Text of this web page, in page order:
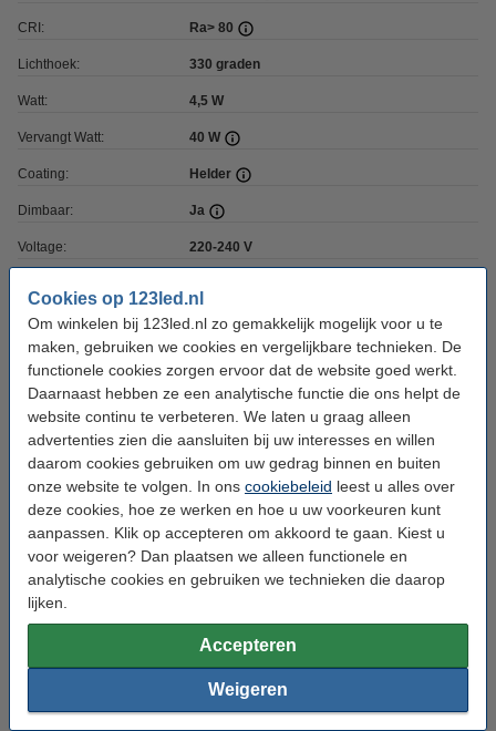
Cookies op 123led.nl
Om winkelen bij 123led.nl zo gemakkelijk mogelijk voor u te
maken, gebruiken we cookies en vergelijkbare technieken. De
functionele cookies zorgen ervoor dat de website goed werkt.
Daarnaast hebben ze een analytische functie die ons helpt de
website continu te verbeteren. We laten u graag alleen
advertenties zien die aansluiten bij uw interesses en willen
daarom cookies gebruiken om uw gedrag binnen en buiten
onze website te volgen. In ons cookiebeleid leest u alles over
deze cookies, hoe ze werken en hoe u uw voorkeuren kunt
aanpassen. Klik op accepteren om akkoord te gaan. Kiest u
voor weigeren? Dan plaatsen we alleen functionele en
analytische cookies en gebruiken we technieken die daarop
lijken.
Accepteren
Weigeren
CRI: Ra> 80
Lichthoek: 330 graden
Watt: 4,5 W
Vervangt Watt: 40 W
Coating: Helder
Dimbaar: Ja
Voltage: 220-240 V
Afmetingen: 45 x 78 mm (bxh)
Werktemperatuur: -20 tot +40 °C
Beschermingsniveau: IP20
Energielabel: F
Extra info: Energielabel
Handleiding: PDF
Oud voor nieuw: uw oude apparaat
Voordeelverpakking | 6 stuks